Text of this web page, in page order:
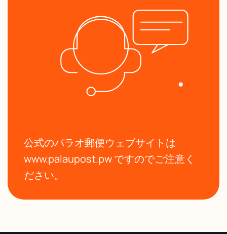
公式のパラオ郵便ウェブサイトは
www.palaupost.pw ですのでご注意く
ださい。